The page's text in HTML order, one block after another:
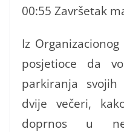
00:55 Završetak
Iz
posjetioce da
parkiranja svojih
dvije večeri,
doprnos u